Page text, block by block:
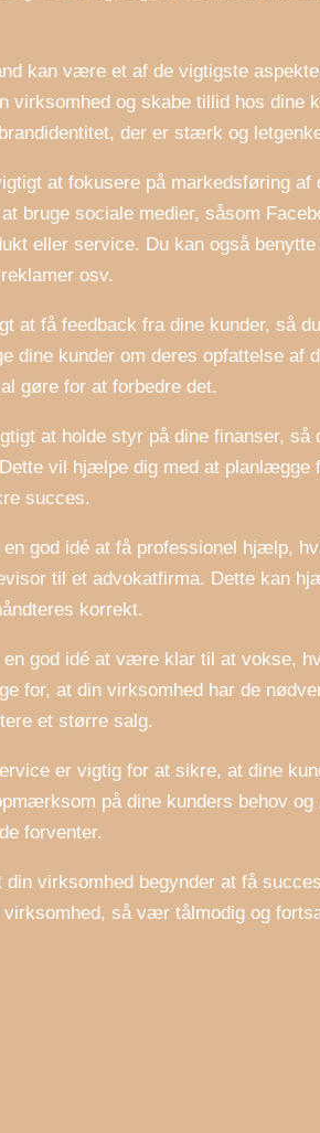
kan være et af de vigtigste
og skabe tillid hos dine
der er stærk og
at fokusere på markedsføring af
bruge sociale medier, såsom
eller service. Du kan også benytte
osv.
at få feedback fra dine kunder, så
dine kunder om deres opfattelse af
gøre for at forbedre det.
at holde styr på dine finanser, så
vil hjælpe dig med at planlægge
succes.
god idé at få professionel hjælp,
til et advokatfirma. Dette kan
korrekt.
god idé at være klar til at vokse,
for, at din virksomhed har de
et større salg.
er vigtig for at sikre, at dine
på dine kunders behov og
forventer.
virksomhed begynder at få
virksomhed, så vær tålmodig og